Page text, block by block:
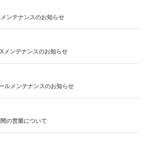
ンテナンスのお知らせ
メンテナンスのお知らせ
ルメンテナンスのお知らせ
の営業について